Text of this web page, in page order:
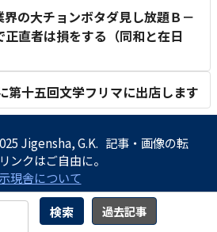
検索 過去記事
の大チョンボタダ見し放題Ｂ－
正直者は損をする（同和と在日
第十五回文学フリマに出店します
Jigensha, G.K. 記事・画像の転
ンクはご自由に。
示現舎について